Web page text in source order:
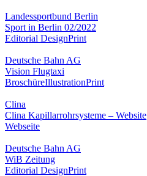
Landessportbund Berlin
Sport in Berlin 02/2022
Editorial DesignPrint
Deutsche Bahn AG
Vision Flugtaxi
BroschüreIllustrationPrint
Clina
Clina Kapillarrohrsysteme – Website
Webseite
Deutsche Bahn AG
WiB Zeitung
Editorial DesignPrint